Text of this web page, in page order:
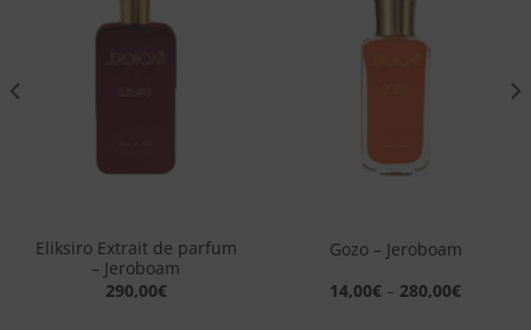
alla lista
Eliksiro Extrait de parfum
– Jeroboam
290,00€
Gozo – Jeroboam
14,00€ – 280,00€